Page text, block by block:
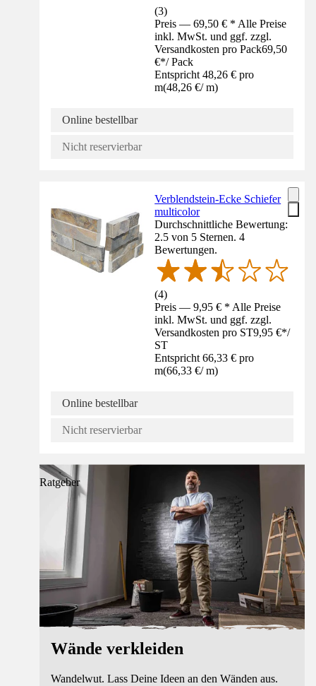
(3)
Preis — 69,50 € * Alle Preise
inkl. MwSt. und ggf. zzgl.
Versandkosten pro Pack69,50
€*/ Pack
Entspricht 48,26 € pro
m(48,26 €/ m)
Online bestellbar
Nicht reservierbar
Verblendstein-Ecke Schiefer
multicolor
Durchschnittliche Bewertung:
2.5 von 5 Sternen. 4
Bewertungen.
(4)
Preis — 9,95 € * Alle Preise
inkl. MwSt. und ggf. zzgl.
Versandkosten pro ST9,95 €*/
ST
Entspricht 66,33 € pro
m(66,33 €/ m)
Online bestellbar
Nicht reservierbar
Ratgeber
Wände verkleiden
Wandelwut. Lass Deine Ideen an den Wänden aus.